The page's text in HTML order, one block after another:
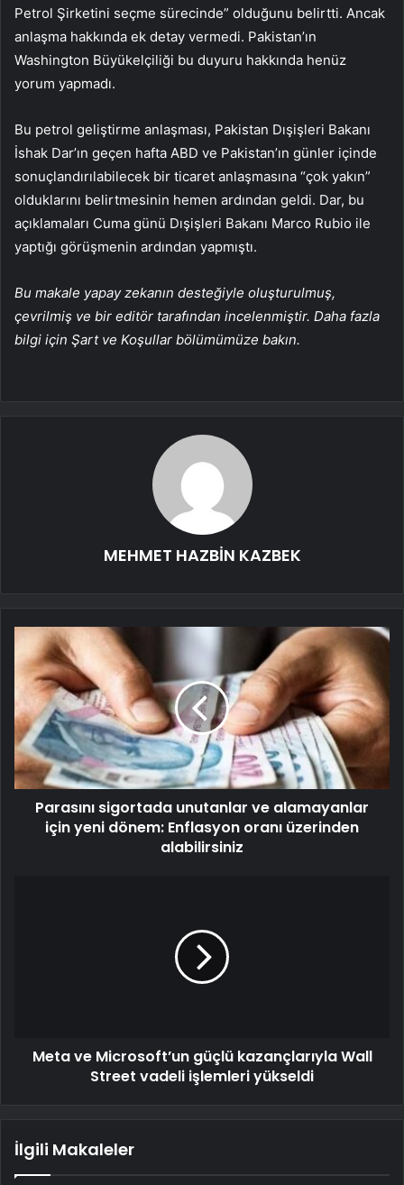
Petrol Şirketini seçme sürecinde” olduğunu belirtti. Ancak
anlaşma hakkında ek detay vermedi. Pakistan’ın
Washington Büyükelçiliği bu duyuru hakkında henüz
yorum yapmadı.
Bu petrol geliştirme anlaşması, Pakistan Dışişleri Bakanı
İshak Dar’ın geçen hafta ABD ve Pakistan’ın günler içinde
sonuçlandırılabilecek bir ticaret anlaşmasına “çok yakın”
olduklarını belirtmesinin hemen ardından geldi. Dar, bu
açıklamaları Cuma günü Dışişleri Bakanı Marco Rubio ile
yaptığı görüşmenin ardından yapmıştı.
Bu makale yapay zekanın desteğiyle oluşturulmuş,
çevrilmiş ve bir editör tarafından incelenmiştir. Daha fazla
bilgi için Şart ve Koşullar bölümümüze bakın.
MEHMET HAZBİN KAZBEK
Parasını sigortada unutanlar ve alamayanlar
için yeni dönem: Enflasyon oranı üzerinden
alabilirsiniz
Meta ve Microsoft’un güçlü kazançlarıyla Wall
Street vadeli işlemleri yükseldi
İlgili Makaleler